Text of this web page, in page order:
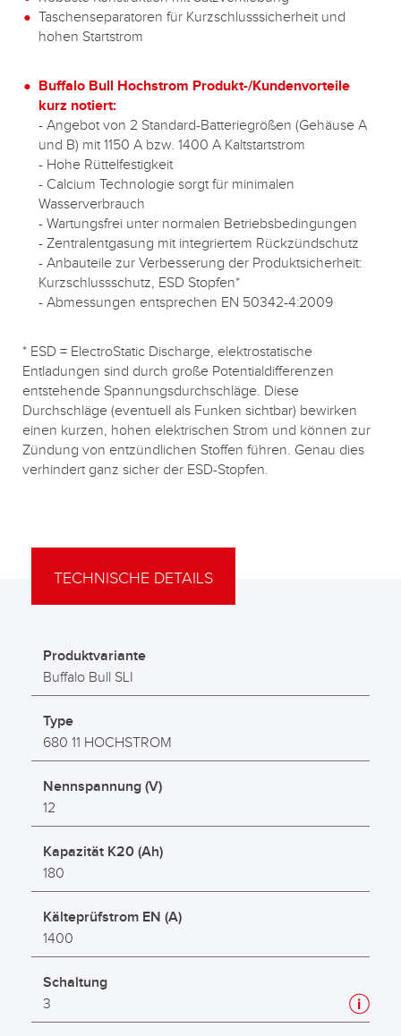
Taschenseparatoren für Kurzschlusssicherheit und
hohen Startstrom
Buffalo Bull Hochstrom Produkt-/Kundenvorteile
kurz notiert:
- Angebot von 2 Standard-Batteriegrößen (Gehäuse A
und B) mit 1150 A bzw. 1400 A Kaltstartstrom
- Hohe Rüttelfestigkeit
- Calcium Technologie sorgt für minimalen
Wasserverbrauch
- Wartungsfrei unter normalen Betriebsbedingungen
- Zentralentgasung mit integriertem Rückzündschutz
- Anbauteile zur Verbesserung der Produktsicherheit:
Kurzschlussschutz, ESD Stopfen*
- Abmessungen entsprechen EN 50342-4:2009
* ESD = ElectroStatic Discharge, elektrostatische
Entladungen sind durch große Potentialdifferenzen
entstehende Spannungsdurchschläge. Diese
Durchschläge (eventuell als Funken sichtbar) bewirken
einen kurzen, hohen elektrischen Strom und können zur
Zündung von entzündlichen Stoffen führen. Genau dies
verhindert ganz sicher der ESD-Stopfen.
TECHNISCHE DETAILS
Produktvariante
Buffalo Bull SLI
Type
680 11 HOCHSTROM
Nennspannung (V)
12
Kapazität K20 (Ah)
180
Kälteprüfstrom EN (A)
1400
Schaltung
3